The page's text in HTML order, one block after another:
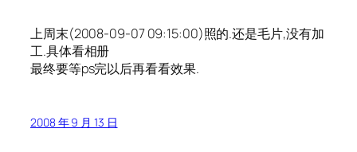
上周末(2008-09-07 09:15:00)照的.还是毛片,没有加
工.具体看相册
最终要等ps完以后再看看效果.
2008 年 9 月 13 日